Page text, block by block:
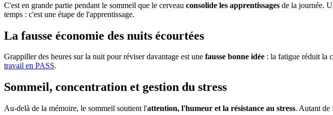
C'est en grande partie pendant le sommeil que le cerveau consolide les apprentissages de la journée.
temps : c'est une étape de l'apprentissage.
La fausse économie des nuits écourtées
Grappiller des heures sur la nuit pour réviser davantage est une fausse bonne idée : la fatigue réduit la
travail en PASS.
Sommeil, concentration et gestion du stress
Au-delà de la mémoire, le sommeil soutient l'attention, l'humeur et la résistance au stress. Autant de